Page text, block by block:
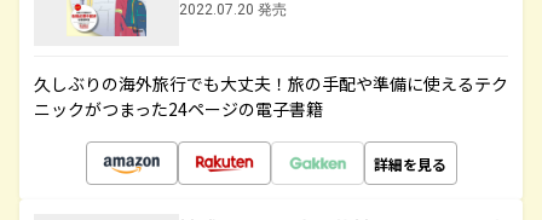
2022.07.20 発売
久しぶりの海外旅行でも大丈夫！旅の手配や準備に使えるテク
ニックがつまった24ページの電子書籍
詳細を見る